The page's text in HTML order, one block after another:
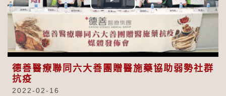
Play
Video
德善醫療聯同六大善團贈醫施藥協助弱勢社群
抗疫
2022-02-16